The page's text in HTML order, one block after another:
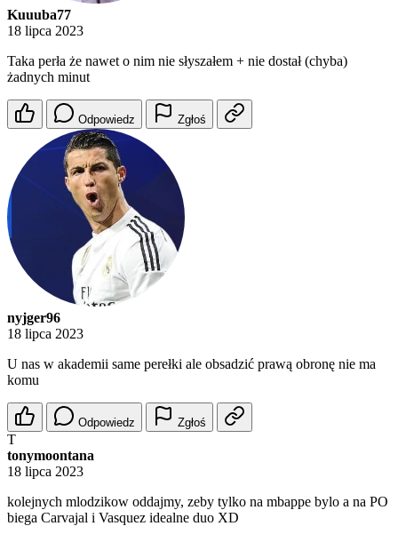
Kuuuba77
18 lipca 2023
Taka perła że nawet o nim nie słyszałem + nie dostał (chyba)
żadnych minut
Odpowiedz Zgłoś
nyjger96
18 lipca 2023
U nas w akademii same perełki ale obsadzić prawą obronę nie ma
komu
Odpowiedz Zgłoś
T
tonymoontana
18 lipca 2023
kolejnych mlodzikow oddajmy, zeby tylko na mbappe bylo a na PO
biega Carvajal i Vasquez idealne duo XD